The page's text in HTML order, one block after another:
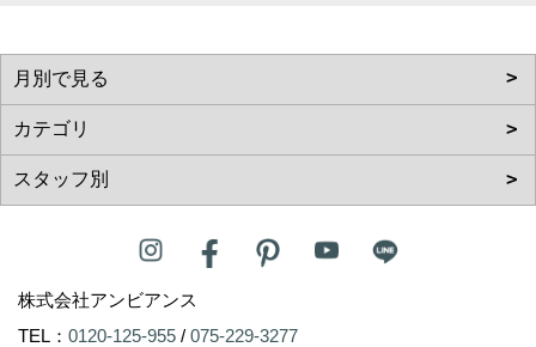
株式会社アンビアンス
TEL： 0120-125-955 / 075-229-3277